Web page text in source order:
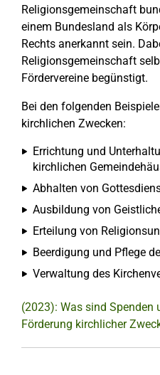
Religionsgemeinschaft
einem Bundesland als
Rechts anerkannt sein.
Religionsgemeinschaft
Fördervereine begünstigt.
Bei den folgenden
kirchlichen Zwecken:
Errichtung und
kirchlichen
Abhalten von
Ausbildung von
Erteilung von
Beerdigung und Pflege
Verwaltung des
(2023): Was sind
Förderung kirchlicher